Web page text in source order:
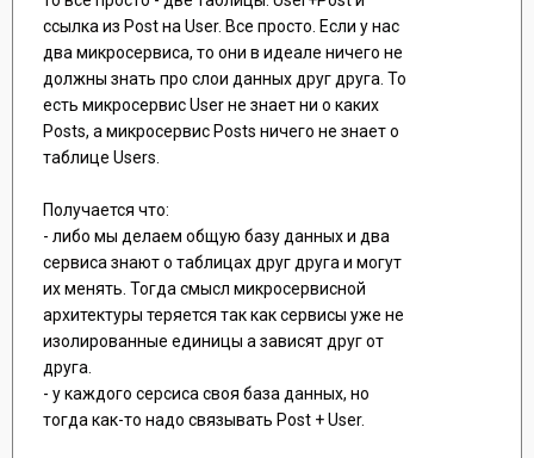
ссылка из Post на User. Все просто. Если у нас
два микросервиса, то они в идеале ничего не
должны знать про слои данных друг друга. То
есть микросервис User не знает ни о каких
Posts, а микросервис Posts ничего не знает о
таблице Users.
Получается что:
- либо мы делаем общую базу данных и два
сервиса знают о таблицах друг друга и могут
их менять. Тогда смысл микросервисной
архитектуры теряется так как сервисы уже не
изолированные единицы а зависят друг от
друга.
- у каждого серсиса своя база данных, но
тогда как-то надо связывать Post + User.